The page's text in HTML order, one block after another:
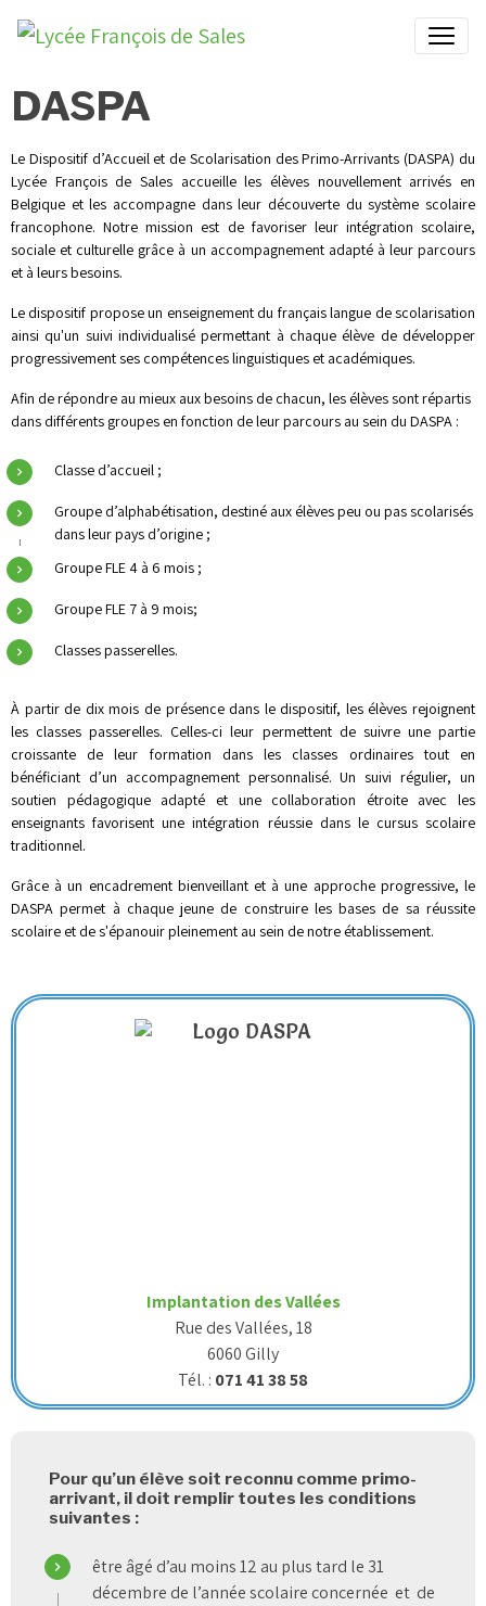
DASPA
Le Dispositif d’Accueil et de Scolarisation des Primo-Arrivants (DASPA) du
Lycée François de Sales accueille les élèves nouvellement arrivés en
Belgique et les accompagne dans leur découverte du système scolaire
francophone. Notre mission est de favoriser leur intégration scolaire,
sociale et culturelle grâce à un accompagnement adapté à leur parcours
et à leurs besoins.
Le dispositif propose un enseignement du français langue de scolarisation
ainsi qu'un suivi individualisé permettant à chaque élève de développer
progressivement ses compétences linguistiques et académiques.
Afin de répondre au mieux aux besoins de chacun, les élèves sont répartis
dans différents groupes en fonction de leur parcours au sein du DASPA :
Classe d’accueil ;
Groupe d’alphabétisation, destiné aux élèves peu ou pas scolarisés
dans leur pays d’origine ;
Groupe FLE 4 à 6 mois ;
Groupe FLE 7 à 9 mois;
Classes passerelles.
À partir de dix mois de présence dans le dispositif, les élèves rejoignent
les classes passerelles. Celles-ci leur permettent de suivre une partie
croissante de leur formation dans les classes ordinaires tout en
bénéficiant d’un accompagnement personnalisé. Un suivi régulier, un
soutien pédagogique adapté et une collaboration étroite avec les
enseignants favorisent une intégration réussie dans le cursus scolaire
traditionnel.
Grâce à un encadrement bienveillant et à une approche progressive, le
DASPA permet à chaque jeune de construire les bases de sa réussite
scolaire et de s'épanouir pleinement au sein de notre établissement.
Implantation des Vallées
Rue des Vallées, 18
6060 Gilly
Tél. : 071 41 38 58
Pour qu’un élève soit reconnu comme primo-
arrivant, il doit remplir toutes les conditions
suivantes :
être âgé d’au moins 12 au plus tard le 31
décembre de l’année scolaire concernée et de